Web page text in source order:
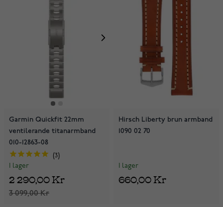
Garmin Quickfit 22mm
ventilerande titanarmband
010-12863-08
3
I lager
3 099,00 Kr
2 290,00 Kr
Hirsch Liberty brun armband
1090 02 70
I lager
660,00 Kr